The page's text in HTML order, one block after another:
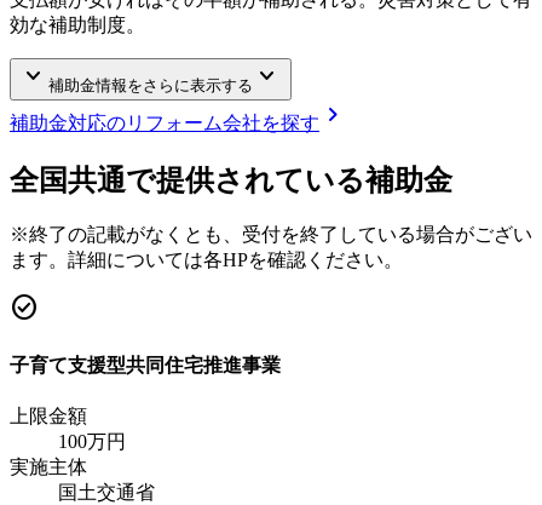
効な補助制度。
keyboard_arrow_down 補助金情報をさらに表示する keyboard_arrow_down
補助金対応のリフォーム会社を探す chevron_right
全国共通で提供されている補助金
※終了の記載がなくとも、受付を終了している場合がござい
ます。詳細については各HPを確認ください。
check_circle
子育て支援型共同住宅推進事業
上限金額
100万円
実施主体
国土交通省